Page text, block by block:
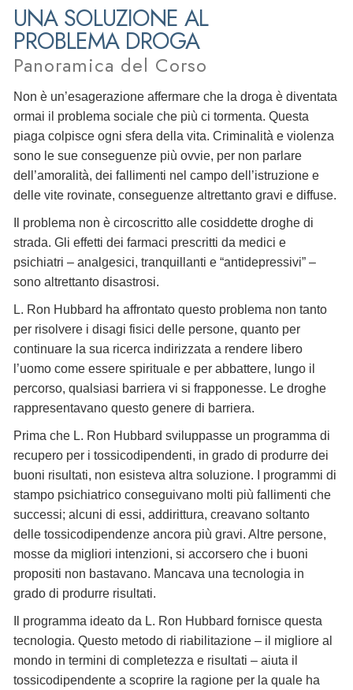
UNA SOLUZIONE AL
PROBLEMA DROGA
Panoramica del Corso
Non è un’esagerazione affermare che la droga è diventata
ormai il problema sociale che più ci tormenta. Questa
piaga colpisce ogni sfera della vita. Criminalità e violenza
sono le sue conseguenze più ovvie, per non parlare
dell’amoralità, dei fallimenti nel campo dell’istruzione e
delle vite rovinate, conseguenze altrettanto gravi e diffuse.
Il problema non è circoscritto alle cosiddette droghe di
strada. Gli effetti dei farmaci prescritti da medici e
psichiatri – analgesici, tranquillanti e “antidepressivi” –
sono altrettanto disastrosi.
L. Ron Hubbard ha affrontato questo problema non tanto
per risolvere i disagi fisici delle persone, quanto per
continuare la sua ricerca indirizzata a rendere libero
l’uomo come essere spirituale e per abbattere, lungo il
percorso, qualsiasi barriera vi si frapponesse. Le droghe
rappresentavano questo genere di barriera.
Prima che L. Ron Hubbard sviluppasse un programma di
recupero per i tossicodipendenti, in grado di produrre dei
buoni risultati, non esisteva altra soluzione. I programmi di
stampo psichiatrico conseguivano molti più fallimenti che
successi; alcuni di essi, addirittura, creavano soltanto
delle tossicodipendenze ancora più gravi. Altre persone,
mosse da migliori intenzioni, si accorsero che i buoni
propositi non bastavano. Mancava una tecnologia in
grado di produrre risultati.
Il programma ideato da L. Ron Hubbard fornisce questa
tecnologia. Questo metodo di riabilitazione – il migliore al
mondo in termini di completezza e risultati – aiuta il
tossicodipendente a scoprire la ragione per la quale ha